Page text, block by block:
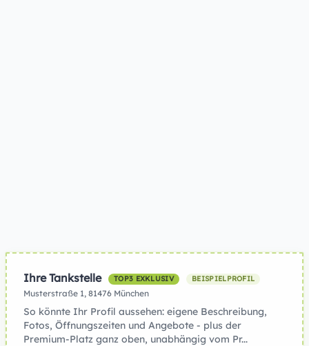
Ihre Tankstelle TOP3 EXKLUSIV BEISPIELPROFIL
Musterstraße 1, 81476 München
So könnte Ihr Profil aussehen: eigene Beschreibung,
Fotos, Öffnungszeiten und Angebote - plus der
Premium-Platz ganz oben, unabhängig vom Pr...